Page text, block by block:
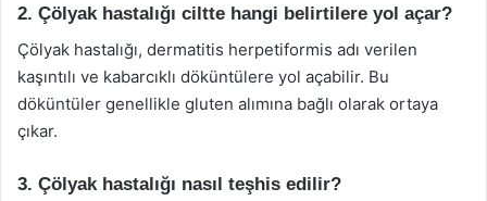
2. Çölyak hastalığı ciltte hangi belirtilere yol açar?
Çölyak hastalığı, dermatitis herpetiformis adı verilen
kaşıntılı ve kabarcıklı döküntülere yol açabilir. Bu
döküntüler genellikle gluten alımına bağlı olarak ortaya
çıkar.
3. Çölyak hastalığı nasıl teşhis edilir?